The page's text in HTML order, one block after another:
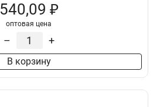
540,09 ₽
оптовая цена
– +
В корзину